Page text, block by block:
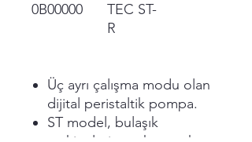
0B00000
TEC ST-
R
Üç ayrı çalışma modu olan
dijital peristaltik pompa.
ST model, bulaşık